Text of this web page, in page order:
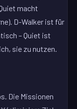
macht
D-Walker ist für
– Quiet ist
sie zu nutzen.
Die Missionen